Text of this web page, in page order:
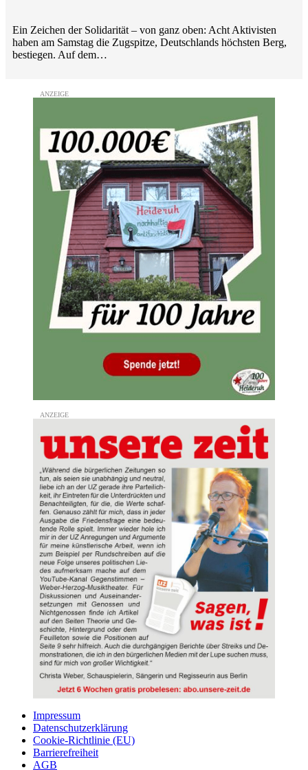
Ein Zeichen der Solidarität – von ganz oben: Acht Aktivisten
haben am Samstag die Zugspitze, Deutschlands höchsten Berg,
bestiegen. Auf dem…
Impressum
Datenschutzerklärung
Cookie-Richtlinie (EU)
Barrierefreiheit
AGB